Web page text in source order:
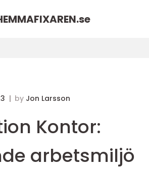
se
by Jon Larsson
Kontor:
arbetsmiljö